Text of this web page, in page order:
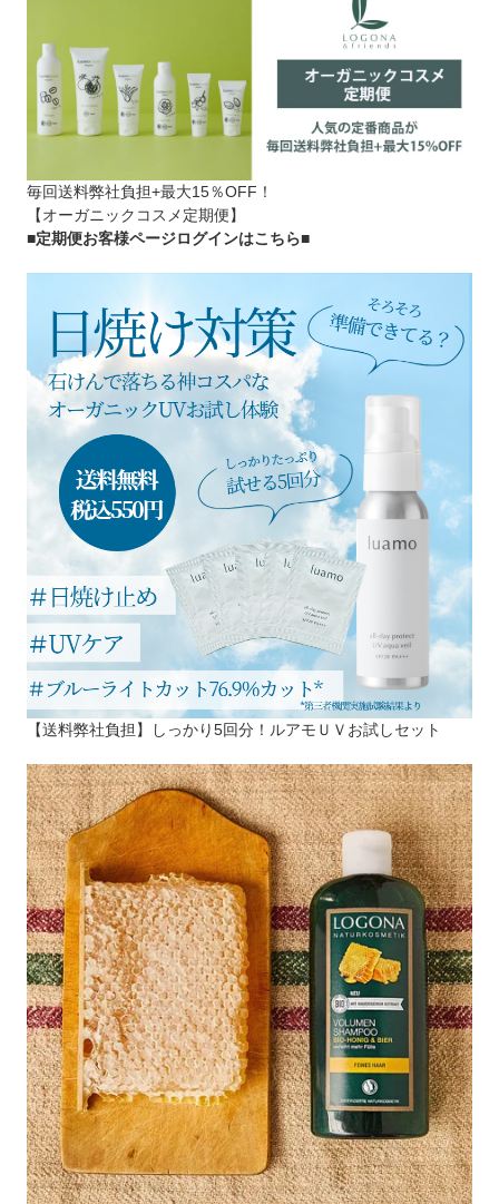
毎回送料弊社負担+最大15％OFF！
【オーガニックコスメ定期便】
■定期便お客様ページログインはこちら■
【送料弊社負担】しっかり5回分！ルアモＵＶお試しセット